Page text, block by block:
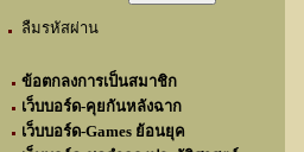
ลืมรหัสผ่าน
ข้อตกลงการเป็นสมาชิก
เว็บบอร์ด-คุยกันหลังฉาก
เว็บบอร์ด-Games ย้อนยุค